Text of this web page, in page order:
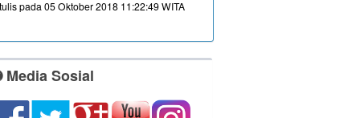
pada 05 Oktober 2018 11:22:49 WITA
Media Sosial